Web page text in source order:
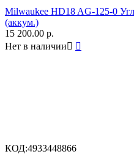
Milwaukee HD18 AG-125-0
(аккум.)
15 200.00 р.
Нет в наличии 
КОД:4933448866